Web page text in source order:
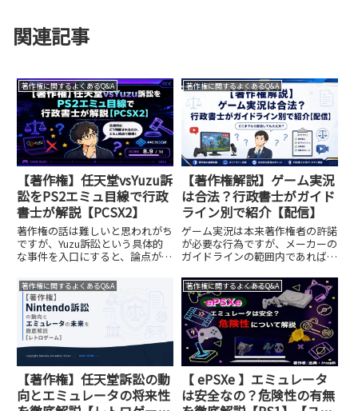
関連記事
著作権に関するよくあるQ&A
【著作権】任天堂vsYuzu訴
訟をPS2エミュ目線で行政
書士が解説【PCSX2】
著作権の話は難しいと思われがち
ですが、Yuzu訴訟という具体的
な事件を入口にすると、論点がは
り返し伝えているのは「法律は怖
いものではなく、構造を読めば行
動の指針になる」ということで
す。法的な安全ラインを理解した
うえで、思い出の名作を合法的に
楽しむ環境を整えてください。
著作権に関するよくあるQ&A
【著作権解説】ゲーム実況
は合法？行政書士がガイド
ライン別で紹介【配信】
ゲーム実況は本来著作権者の許諾
が必要な行為ですが、メーカーの
ガイドラインの範囲内であれば事
正しく楽しむための著作権知識と
して、ゲームソフトをパソコンに
取り込む行為の著作権上の位置づ
けも合わせて確認しておくと、配
信・保存・エミュレータ利用の全
体像が整理されます。
著作権に関するよくあるQ&A
【著作権】任天堂訴訟の動
向とエミュレータの将来性
著作権に関するよくあるQ&A
【 ePSXe 】エミュレータ
は安全なの？危険性の有無